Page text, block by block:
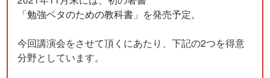
「勉強ベタのための教科書 」を発売予定。
今回講演会をさせて頂くにあたり、下記の2つを得意
分野としています。